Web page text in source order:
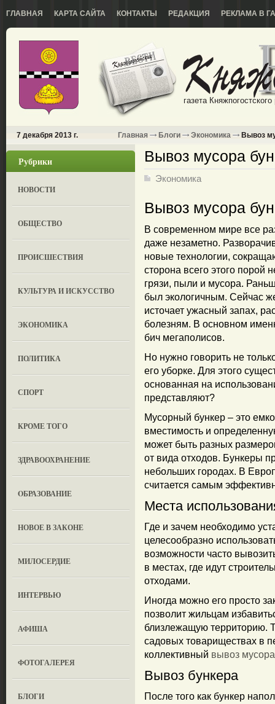
ГЛАВНАЯ КАРТА САЙТА КОНТАКТЫ РЕДАКЦИЯ РЕКЛАМА В
газета
7 декабря 2013 г. Главная Блоги Экономика Вывоз
Рубрики
НОВОСТИ
ОБЩЕСТВО
ПРОИСШЕСТВИЯ
КУЛЬТУРА И ИСКУССТВО
ЭКОНОМИКА
ПОЛИТИКА
СПОРТ
КРОМЕ ТОГО
ЗДРАВООХРАНЕНИЕ
OБРАЗОВАНИЕ
НОВОЕ В ЗАКОНЕ
МИЛОСЕРДИЕ
ИНТЕРВЬЮ
АФИША
ФОТОГАЛЕРЕЯ
БЛОГИ
Вывоз мусора
Экономика
Вывоз мусора
В современном мире все
даже незаметно.
новые технологии,
сторона всего этого порой
грязи, пыли и мусора.
был экологичным. Сейчас
источает ужасный запах,
болезням. В основном
бич мегаполисов.
Но нужно говорить не
его уборке. Для этого
основанная на
представляют?
Мусорный бункер – это
вместимость и
может быть разных
от вида отходов. Бункеры
небольших городах. В
считается самым
Места
Где и зачем необходимо
целесообразно
возможности часто
в местах, где идут
отходами.
Иногда можно его просто
позволит жильцам
близлежащую территорию.
садовых товариществах в
коллективный вывоз мусора
Вывоз бункера
После того как бункер